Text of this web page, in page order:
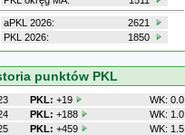
aPKL 2026:
2621
PKL 2026:
1850
punktów PKL
PKL: +19
WK: 0.0
PKL: +188
WK: 1.0
PKL: +459
WK: 1.5